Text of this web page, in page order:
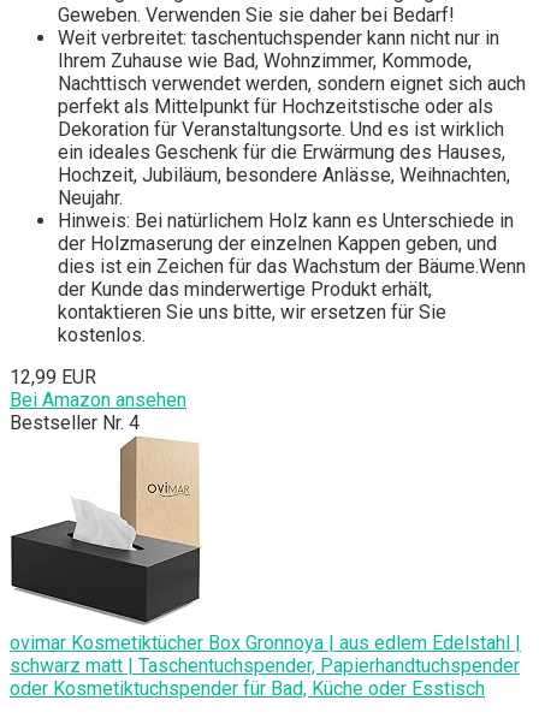
Geweben. Verwenden Sie sie daher bei Bedarf!
Weit verbreitet: taschentuchspender kann nicht nur in
Ihrem Zuhause wie Bad, Wohnzimmer, Kommode,
Nachttisch verwendet werden, sondern eignet sich auch
perfekt als Mittelpunkt für Hochzeitstische oder als
Dekoration für Veranstaltungsorte. Und es ist wirklich
ein ideales Geschenk für die Erwärmung des Hauses,
Hochzeit, Jubiläum, besondere Anlässe, Weihnachten,
Neujahr.
Hinweis: Bei natürlichem Holz kann es Unterschiede in
der Holzmaserung der einzelnen Kappen geben, und
dies ist ein Zeichen für das Wachstum der Bäume.Wenn
der Kunde das minderwertige Produkt erhält,
kontaktieren Sie uns bitte, wir ersetzen für Sie
kostenlos.
12,99 EUR
Bei Amazon ansehen
Bestseller Nr. 4
ovimar Kosmetiktücher Box Gronnoya | aus edlem Edelstahl |
schwarz matt | Taschentuchspender, Papierhandtuchspender
oder Kosmetiktuchspender für Bad, Küche oder Esstisch